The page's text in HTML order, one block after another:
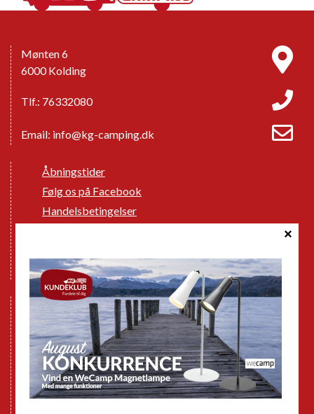
Mønten 6
6000 Kolding
Tlf.: 76332080
Email: info@kg-camping.dk
Åbningstider
Følg os på Facebook
Handelsbetingelser
GPDR - Optagelse af foto og video
Nye Campingvogne
Nye Autocampere og Vans
Brugte Campingvogne
Brugte Autocampere og Vans
Webshop